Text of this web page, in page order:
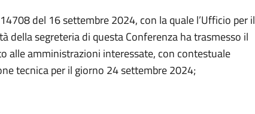
del 16 settembre 2024, con la quale l’Ufficio per il
della segreteria di questa Conferenza ha trasmesso il
alle amministrazioni interessate, con contestuale
tecnica per il giorno 24 settembre 2024;